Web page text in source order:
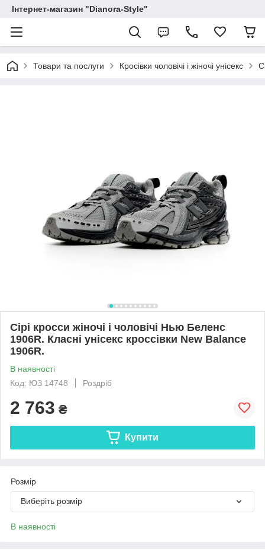
Інтернет-магазин "Dianora-Style"
Товари та послуги Кросівки чоловічі і жіночі унісекс
Сірі кросси жіночі і чоловічі Нью Беленс
1906R. Класні унісекс кроссівки New Balance
1906R.
В наявності
Код: ЮЗ 14748
Роздріб
2 763 ₴
Купити
Розмір
Виберіть розмір
В наявності